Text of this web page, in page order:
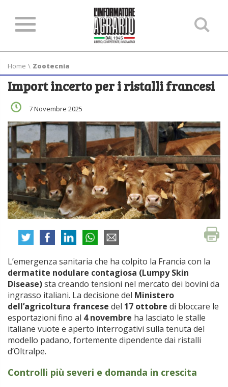
Home \ Zootecnia
Import incerto per i ristalli francesi
7 Novembre 2025
L’emergenza sanitaria che ha colpito la Francia con la
dermatite nodulare contagiosa (Lumpy Skin
Disease)sta creando tensioni nel mercato dei bovini da
ingrasso italiani. La decisione del Ministero
dell’agricoltura francese del 17 ottobre di bloccare le
esportazioni fino al 4 novembre ha lasciato le stalle
italiane vuote e aperto interrogativi sulla tenuta del
modello padano, fortemente dipendente dai ristalli
d’Oltralpe.
Controlli più severi e domanda in crescita